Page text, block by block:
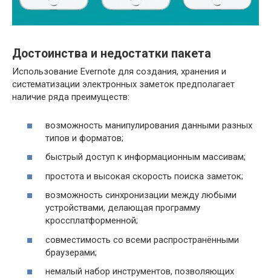
Достоинства и недостатки пакета
Использование Evernote для создания, хранения и
систематизации электронных заметок предполагает
наличие ряда преимуществ:
возможность манипулирования данными разных
типов и форматов;
быстрый доступ к информационным массивам;
простота и высокая скорость поиска заметок;
возможность синхронизации между любыми
устройствами, делающая программу
кроссплатформенной;
совместимость со всеми распространёнными
браузерами;
немалый набор инструментов, позволяющих